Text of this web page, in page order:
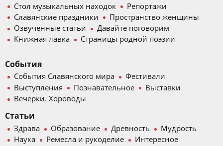
Стол музыкальных находок
Репортажи
Славянские праздники
Пространство женщины
Озвученные статьи
Давайте поговорим
Книжная лавка
Страницы родной поэзии
События
События Славянского мира
Фестивали
Выступления
Познавательное
Выставки
Вечерки, Хороводы
Статьи
Здрава Образование Древность
Мудрость
Наука
Ремесла и рукоделие
Интересное